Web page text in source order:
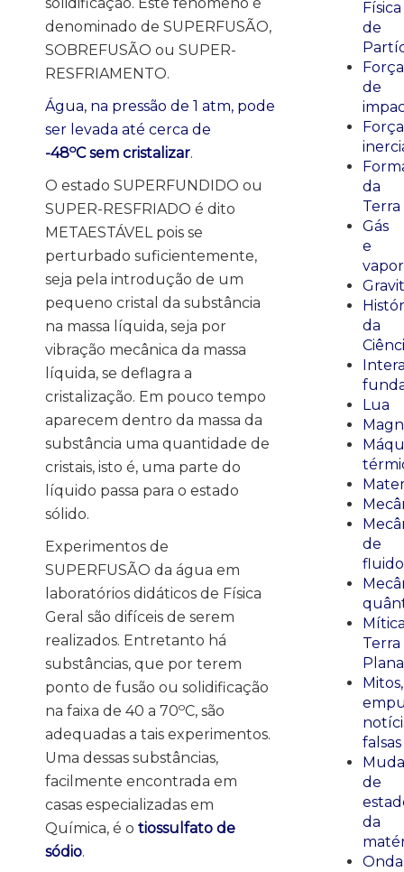
denominado de SUPERFUSÃO,
SOBREFUSÃO ou SUPER-
RESFRIAMENTO.
Água, na pressão de 1 atm, pode
ser levada até cerca de
-48oC sem cristalizar.
O estado SUPERFUNDIDO ou
SUPER-RESFRIADO é dito
METAESTÁVEL pois se
perturbado suficientemente,
seja pela introdução de um
pequeno cristal da substância
na massa líquida, seja por
vibração mecânica da massa
líquida, se deflagra a
cristalização. Em pouco tempo
aparecem dentro da massa da
substância uma quantidade de
cristais, isto é, uma parte do
líquido passa para o estado
sólido.
Experimentos de
SUPERFUSÃO da água em
laboratórios didáticos de Física
Geral são difíceis de serem
realizados. Entretanto há
substâncias, que por terem
ponto de fusão ou solidificação
na faixa de 40 a 70oC, são
adequadas a tais experimentos.
Uma dessas substâncias,
facilmente encontrada em
casas especializadas em
Química, é o tiossulfato de
sódio.
Física
de
Força
de
da
Terra
Gás
e
vapor
da
Lua
de
Terra
Plana
Mitos,
falsas
de
da